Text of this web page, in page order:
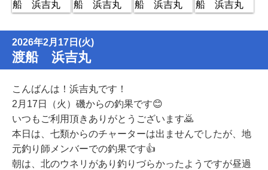
2026年2月17日(火)
渡船 浜吉丸
こんばんは！浜吉丸です！
2月17日（火）磯からの釣果です😊
いつもご利用頂きありがとうございます🙇
本日は、七類からのチャーターは出ませんでしたが、地
元釣り師メンバーでの釣果です👍
朝は、北のウネリがあり釣りづらかったようですが昼過